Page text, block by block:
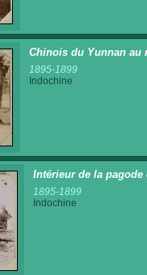
Chinois du Yunnan au
1895-1899
Indochine
Intérieur de la
1895-1899
Indochine